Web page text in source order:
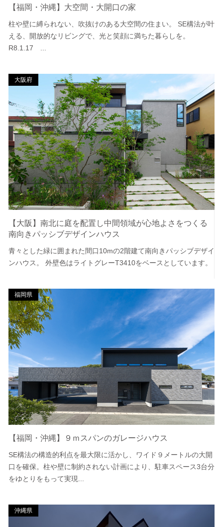
【福岡・沖縄】大空間・大開口の家
柱や壁に縛られない、吹抜けのある大空間の住まい。 SE構法が叶
える、開放的なリビングで、光と笑顔に満ちた暮らしを。
R8.1.17 ...
大阪府
【大阪】南北に庭を配置し中間領域が心地よさをつくる
南向きパッシブデザインハウス
青々とした緑に囲まれた間口10mの2階建て南向きパッシブデザイ
ンハウス。 外壁色はライトグレーT3410をベースとしています。
福岡県
【福岡・沖縄】９ｍスパンのガレージハウス
SE構法の構造的利点を最大限に活かし、ワイド９メートルの大開
口を確保。柱や壁に制約されない計画により、駐車スペース3台分
をゆとりをもって実現...
沖縄県